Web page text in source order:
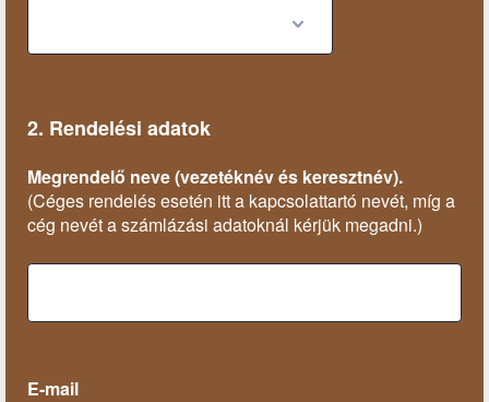
2. Rendelési adatok
Megrendelő neve (vezetéknév és keresztnév).
(Céges rendelés esetén itt a kapcsolattartó nevét, míg a
cég nevét a számlázási adatoknál kérjük megadni.)
E-mail